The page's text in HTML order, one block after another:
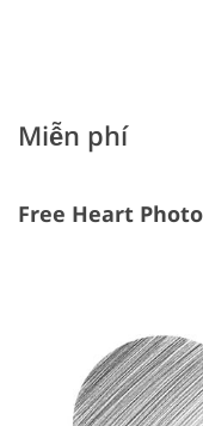
Miễn phí
Free Heart